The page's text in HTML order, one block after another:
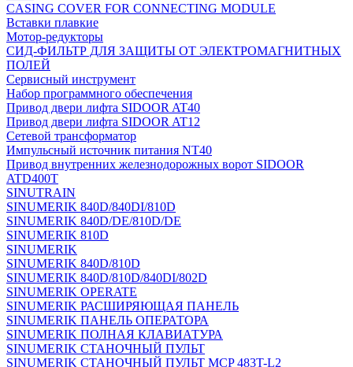
CASING COVER FOR CONNECTING MODULE
Вставки плавкие
Мотор-редукторы
СИД-ФИЛЬТР ДЛЯ ЗАЩИТЫ ОТ ЭЛЕКТРОМАГНИТНЫХ
ПОЛЕЙ
Сервисный инструмент
Набор программного обеспечения
Привод двери лифта SIDOOR AT40
Привод двери лифта SIDOOR AT12
Сетевой трансформатор
Импульсный источник питания NT40
Привод внутренних железнодорожных ворот SIDOOR
ATD400T
SINUTRAIN
SINUMERIK 840D/840DI/810D
SINUMERIK 840D/DE/810D/DE
SINUMERIK 810D
SINUMERIK
SINUMERIK 840D/810D
SINUMERIK 840D/810D/840DI/802D
SINUMERIK OPERATE
SINUMERIK РАСШИРЯЮЩАЯ ПАНЕЛЬ
SINUMERIK ПАНЕЛЬ ОПЕРАТОРА
SINUMERIK ПОЛНАЯ КЛАВИАТУРА
SINUMERIK СТАНОЧНЫЙ ПУЛЬТ
SINUMERIK СТАНОЧНЫЙ ПУЛЬТ MCP 483T-L2